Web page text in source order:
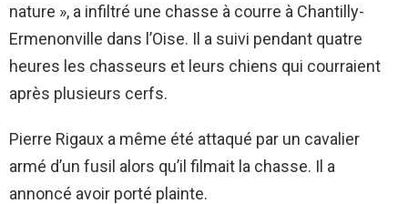
nature », a infiltré une chasse à courre à Chantilly-
Ermenonville dans l’Oise. Il a suivi pendant quatre
heures les chasseurs et leurs chiens qui courraient
après plusieurs cerfs.
Pierre Rigaux a même été attaqué par un cavalier
armé d’un fusil alors qu’il filmait la chasse. Il a
annoncé avoir porté plainte.